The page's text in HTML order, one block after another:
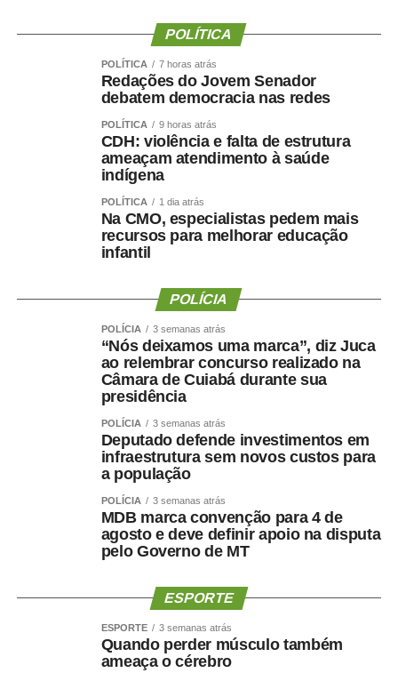
dos Deputados e na Assembleia Legislativa de Mato
Candidatos a deputado federal:
A Carequinha
Delegado Sérgio
Caio Cordeiro
Doutora Débora
Professor Haroldo
Cabo Menegatti
Candidatos a deputado estadual:
Irmão do Salão
Missionária Elaine Belussi
Pastor Samuel Ferreira
Médico Walid Khalil
Pastor Sargento Gualterney
Regis Cardoso
Sargento Jucá
Victor Carvalho
Carlos Dorilêo Jr.
Dra. Ana Rosa Job
Rosângela Santos
POLÍTICA
POLÍTICA 7 horas atrás
Redações do Jovem Senador
debatem democracia nas redes
POLÍTICA 9 horas atrás
CDH: violência e falta de estrutura
ameaçam atendimento à saúde
indígena
POLÍTICA 1 dia atrás
Na CMO, especialistas pedem mais
recursos para melhorar educação
infantil
POLÍCIA
POLÍCIA 3 semanas atrás
“Nós deixamos uma marca”, diz Juca
ao relembrar concurso realizado na
Câmara de Cuiabá durante sua
presidência
POLÍCIA 3 semanas atrás
Deputado defende investimentos em
infraestrutura sem novos custos para
a população
POLÍCIA 3 semanas atrás
MDB marca convenção para 4 de
agosto e deve definir apoio na disputa
pelo Governo de MT
ESPORTE
ESPORTE 3 semanas atrás
Quando perder músculo também
ameaça o cérebro